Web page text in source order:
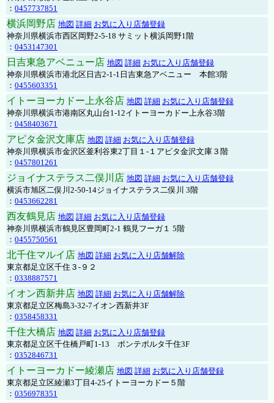
： 0457737851
横浜岡野店 地図 詳細 お気に入り店舗登録
神奈川県横浜市西区岡野2-5-18 サミット横浜岡野1階
： 0453147301
日吉東急アベニュー店 地図 詳細 お気に入り店舗登録
神奈川県横浜市港北区日吉2-1-1日吉東急アベニュー 本館3階
： 0455603351
イトーヨーカドー上永谷店 地図 詳細 お気に入り店舗登録
神奈川県横浜市港南区丸山台1-12イトーヨーカドー上永谷3階
： 0458403671
アピタ金沢文庫店 地図 詳細 お気に入り店舗登録
神奈川県横浜市金沢区釜利谷東2丁目１-１アピタ金沢文庫３階
： 0457801261
ジョイナステラス二俣川店 地図 詳細 お気に入り店舗登録
横浜市旭区二俣川2-50-14ジョイナステラス二俣川 3階
： 0453662281
西友鶴見店 地図 詳細 お気に入り店舗登録
神奈川県横浜市鶴見区豊岡町2-1 鶴見フーガ１ 5階
： 0455750561
北千住マルイ店 地図 詳細 お気に入り店舗解除
東京都足立区千住３-９２
： 0338887571
イオン西新井店 地図 詳細 お気に入り店舗解除
東京都足立区梅島3-32-7イオン西新井3F
： 0358458331
千住大橋店 地図 詳細 お気に入り店舗登録
東京都足立区千住橋戸町1-13 ポンテポルタ千住3F
： 0352846731
イトーヨーカドー綾瀬店 地図 詳細 お気に入り店舗登録
東京都足立区綾瀬3丁目4-25イトーヨーカドー５階
： 0356978351